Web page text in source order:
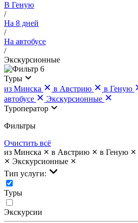
В Геную
/
На 8 дней
/
На автобусе
/
Экскурсионные
6
Туры
из Минска
в Австрию в Геную
автобусе
Экскурсионные
Туроператор
Фильтры
Очистить всё
из Минска
в Австрию в Геную
Экскурсионные
Тип услуги:
Туры
Экскурсии